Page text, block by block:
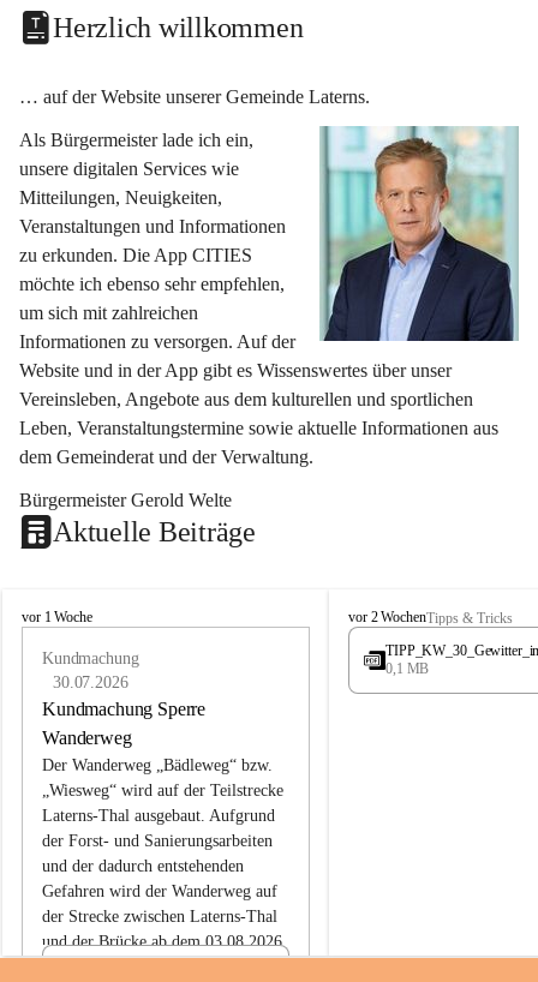
Herzlich willkommen
… auf der Website unserer Gemeinde Laterns.
Als Bürgermeister lade ich ein,
unsere digitalen Services wie
Mitteilungen, Neuigkeiten,
Veranstaltungen und Informationen
zu erkunden. Die App CITIES
möchte ich ebenso sehr empfehlen,
um sich mit zahlreichen
Informationen zu versorgen. Auf der
Website und in der App gibt es Wissenswertes über unser
Vereinsleben, Angebote aus dem kulturellen und sportlichen
Leben, Veranstaltungstermine sowie aktuelle Informationen aus
dem Gemeinderat und der Verwaltung.
Bürgermeister Gerold Welte
Aktuelle Beiträge
L
vor 1 Woche
Kundmachung
30.07.2026
Kundmachung Sperre
Wanderweg
Der Wanderweg „Bädleweg“ bzw.
„Wiesweg“ wird auf der Teilstrecke
Laterns-Thal ausgebaut. Aufgrund
der Forst- und Sanierungsarbeiten
und der dadurch entstehenden
Gefahren wird der Wanderweg auf
der Strecke zwischen Laterns-Thal
und der Brücke ab dem 03.08.2026
L
a
e
vor 2 WochenTipps & Tricks
0,1 MB